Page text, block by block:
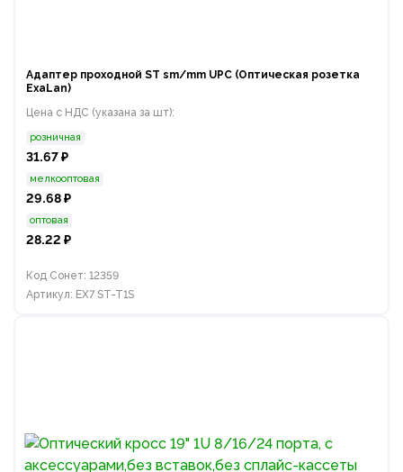
Адаптер проходной ST sm/mm UPC (Оптическая розетка
ExaLan)
Цена с НДС (указана за шт):
розничная
31.67 ₽
мелкооптовая
29.68 ₽
оптовая
28.22 ₽
Код Сонет: 12359
Артикул: EX7 ST-T1S